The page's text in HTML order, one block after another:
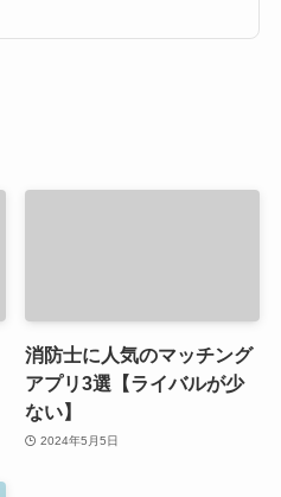
消防士に人気のマッチング
アプリ3選【ライバルが少
ない】
2024年5月5日